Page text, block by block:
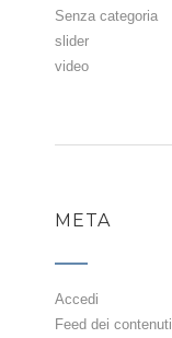
Senza categoria
slider
video
META
Accedi
Feed dei contenuti